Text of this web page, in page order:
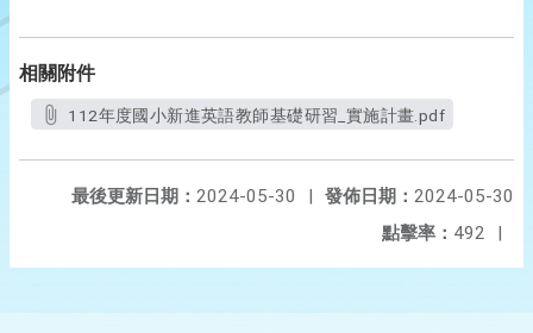
相關附件
112年度國小新進英語教師基礎研習_實施計畫.pdf
發佈日期： 2024-05-30
最後更新日期： 2024-05-30
|
點擊率： 492 |